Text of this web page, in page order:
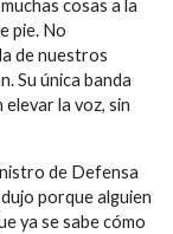
cosas a la
pie. No
de nuestros
Su única banda
la voz, sin
de Defensa
porque alguien
ya se sabe cómo